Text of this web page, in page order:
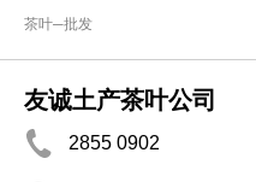
茶叶─批发
友诚土产茶叶公司
2855 0902